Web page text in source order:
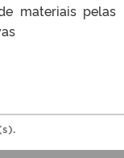
materiais pelas